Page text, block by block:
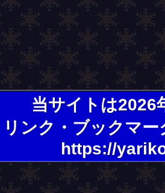
当サイトは2026
リンク・ブックマ
https://